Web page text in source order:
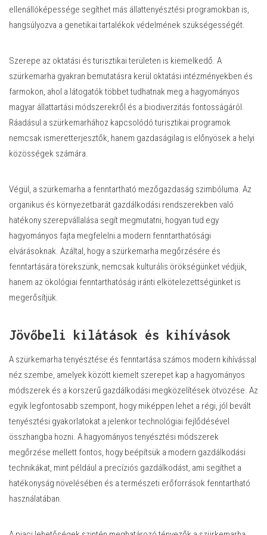
ellenállóképessége segíthet más állattenyésztési programokban is,
hangsúlyozva a genetikai tartalékok védelmének szükségességét.
Szerepe az oktatási és turisztikai területen is kiemelkedő. A
szürkemarha gyakran bemutatásra kerül oktatási intézményekben és
farmokon, ahol a látogatók többet tudhatnak meg a hagyományos
magyar állattartási módszerekről és a biodiverzitás fontosságáról.
Ráadásul a szürkemarhához kapcsolódó turisztikai programok
nemcsak ismeretterjesztők, hanem gazdaságilag is előnyösek a helyi
közösségek számára.
Végül, a szürkemarha a fenntartható mezőgazdaság szimbóluma. Az
organikus és környezetbarát gazdálkodási rendszerekben való
hatékony szerepvállalása segít megmutatni, hogyan tud egy
hagyományos fajta megfelelni a modern fenntarthatósági
elvárásoknak. Azáltal, hogy a szürkemarha megőrzésére és
fenntartására törekszünk, nemcsak kulturális örökségünket védjük,
hanem az ökológiai fenntarthatóság iránti elkötelezettségünket is
megerősítjük.
Jövőbeli kilátások és kihívások
A szürkemarha tenyésztése és fenntartása számos modern kihívással
néz szembe, amelyek között kiemelt szerepet kap a hagyományos
módszerek és a korszerű gazdálkodási megközelítések ötvözése. Az
egyik legfontosabb szempont, hogy miképpen lehet a régi, jól bevált
tenyésztési gyakorlatokat a jelenkor technológiai fejlődésével
összhangba hozni. A hagyományos tenyésztési módszerek
megőrzése mellett fontos, hogy beépítsük a modern gazdálkodási
technikákat, mint például a precíziós gazdálkodást, ami segíthet a
hatékonyság növelésében és a természeti erőforrások fenntartható
használatában.